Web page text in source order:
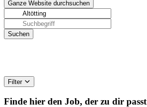
Filter
Finde hier den Job, der zu dir passt